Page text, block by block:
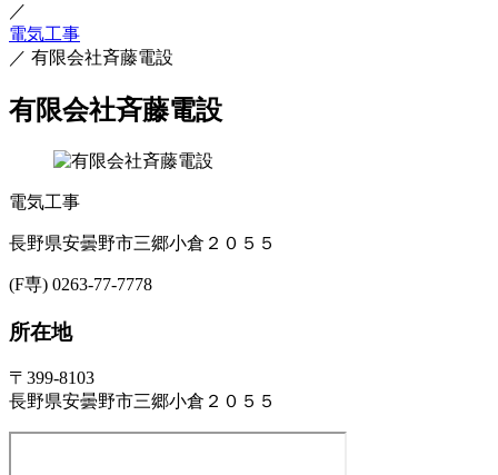
／
電気工事
／ 有限会社斉藤電設
有限会社斉藤電設
電気工事
長野県安曇野市三郷小倉２０５５
(F専) 0263-77-7778
所在地
〒399-8103
長野県安曇野市三郷小倉２０５５